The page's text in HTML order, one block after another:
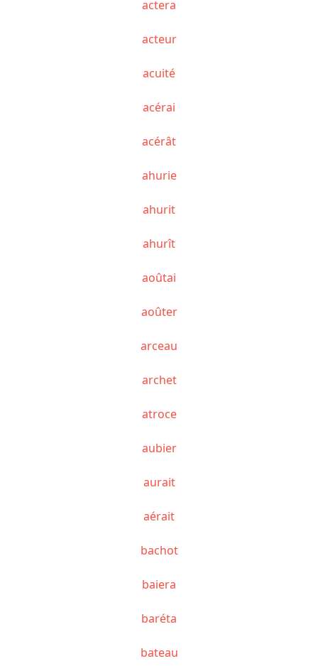
actera
acteur
acuité
acérai
acérât
ahurie
ahurit
ahurît
aoûtai
aoûter
arceau
archet
atroce
aubier
aurait
aérait
bachot
baiera
baréta
bateau